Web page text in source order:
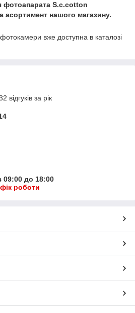
фотоапарата S.c.cotton
асортимент нашого магазину.
вже доступна в каталозі
відгуків за рік
09:00 до 18:00
роботи